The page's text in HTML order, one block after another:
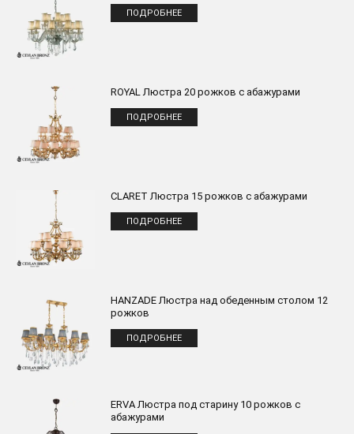
ПОДРОБНЕЕ
ROYAL Люстра 20 рожков с абажурами
ПОДРОБНЕЕ
CLARET Люстра 15 рожков с абажурами
ПОДРОБНЕЕ
HANZADE Люстра над обеденным столом 12
рожков
ПОДРОБНЕЕ
ERVA Люстра под старину 10 рожков с
абажурами